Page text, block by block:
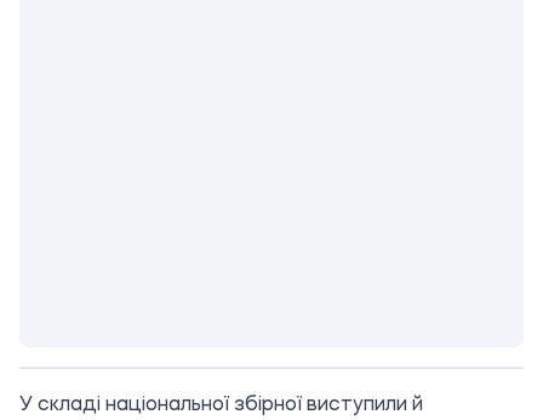
У складі національної збірної виступили й